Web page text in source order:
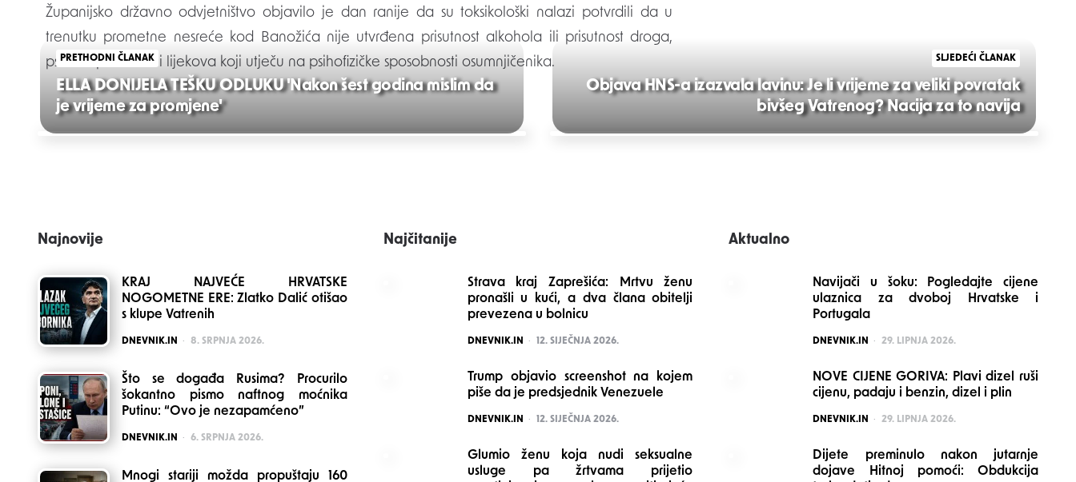
Županijsko državno odvjetništvo objavilo je dan ranije da su toksikološki nalazi potvrdili da u
trenutku prometne nesreće kod Banožića nije utvrđena prisutnost alkohola ili prisutnost droga,
psihotropnih tvari i lijekova koji utječu na psihofizičke sposobnosti osumnjičenika.
Post
PRETHODNI ČLANAK
ELLA DONIJELA TEŠKU ODLUKU 'Nakon šest godina mislim da
je vrijeme za promjene'
SLJEDEĆI ČLANAK
Objava HNS-a izazvala lavinu: Je li vrijeme za veliki povratak
bivšeg Vatrenog? Nacija za to navija
Najnovije
KRAJ NAJVEĆE HRVATSKE
NOGOMETNE ERE: Zlatko Dalić otišao
s klupe Vatrenih
POSTED
DNEVNIK.IN 8. SRPNJA 2026.
Što se događa Rusima? Procurilo
šokantno pismo naftnog moćnika
Putinu: “Ovo je nezapamćeno”
POSTED
DNEVNIK.IN 6. SRPNJA 2026.
Mnogi stariji možda propuštaju 160
Najčitanije
Strava kraj Zaprešića: Mrtvu ženu
pronašli u kući, a dva člana obitelji
prevezena u bolnicu
POSTED
DNEVNIK.IN 12. SIJEČNJA 2026.
Trump objavio screenshot na kojem
piše da je predsjednik Venezuele
POSTED
DNEVNIK.IN 12. SIJEČNJA 2026.
Glumio ženu koja nudi seksualne
usluge pa žrtvama prijetio
Aktualno
Navijači u šoku: Pogledajte cijene
ulaznica za dvoboj Hrvatske i
Portugala
POSTED
DNEVNIK.IN 29. LIPNJA 2026.
NOVE CIJENE GORIVA: Plavi dizel ruši
cijenu, padaju i benzin, dizel i plin
POSTED
DNEVNIK.IN 29. LIPNJA 2026.
Dijete preminulo nakon jutarnje
dojave Hitnoj pomoći: Obdukcija